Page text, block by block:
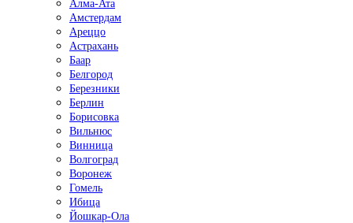
Алма-Ата
Амстердам
Ареццо
Астрахань
Баар
Белгород
Березники
Берлин
Борисовка
Вильнюс
Винница
Волгоград
Воронеж
Гомель
Ибица
Йошкар-Ола